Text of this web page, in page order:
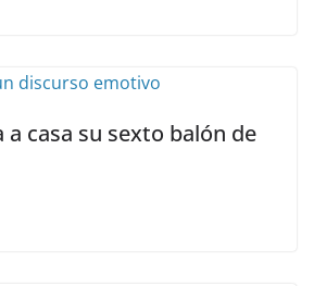
a casa su sexto balón de